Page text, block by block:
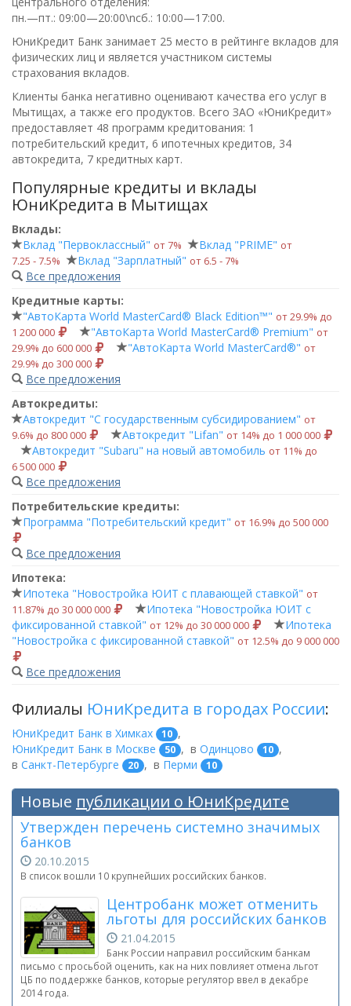
пн.—пт.: 09:00—20:00\nсб.: 10:00—17:00.
ЮниКредит Банк занимает 25 место в рейтинге вкладов для
физических лиц и является участником системы
страхования вкладов.
Клиенты банка негативно оценивают качества его услуг в
Мытищах, а также его продуктов. Всего ЗАО «ЮниКредит»
предоставляет 48 программ кредитования: 1
потребительский кредит, 6 ипотечных кредитов, 34
автокредита, 7 кредитных карт.
Популярные кредиты и вклады
ЮниКредита в Мытищах
Вклады:
Вклад "Первоклассный" от 7% Вклад "PRIME" от
7.25 ‑ 7.5%
Вклад "Зарплатный" от 6.5 ‑ 7%
Все предложения
Кредитные карты:
"АвтоКарта World MasterCard® Black Edition™" от 29.9% до
1 200 000
"АвтоКарта World MasterCard® Premium" от
29.9% до 600 000
"АвтоКарта World MasterCard®" от
29.9% до 300 000
Все предложения
Автокредиты:
Автокредит "С государственным субсидированием" от
9.6% до 800 000
Автокредит "Lifan" от 14% до 1 000 000
Автокредит "Subaru" на новый автомобиль от 11% до
6 500 000
Все предложения
Потребительские кредиты:
Программа "Потребительский кредит" от 16.9% до 500 000
Все предложения
Ипотека:
Ипотека "Новостройка ЮИТ с плавающей ставкой" от
11.87% до 30 000 000
Ипотека "Новостройка ЮИТ с
фиксированной ставкой" от 12% до 30 000 000
Ипотека
"Новостройка с фиксированной ставкой" от 12.5% до 9 000 000
Все предложения
Филиалы ЮниКредита в городах России:
ЮниКредит Банк в Химках 10 ,
ЮниКредит Банк в Москве
50 , в Одинцово 10 ,
в Санкт-Петербурге 20 , в Перми 10
Новые публикации о ЮниКредите
Утвержден перечень системно значимых
банков
20.10.2015
В список вошли 10 крупнейших российских банков.
Центробанк может отменить
льготы для российских банков
21.04.2015
Банк России направил российским банкам
письмо с просьбой оценить, как на них повлияет отмена льгот
ЦБ по поддержке банков, которые регулятор ввел в декабре
2014 года.